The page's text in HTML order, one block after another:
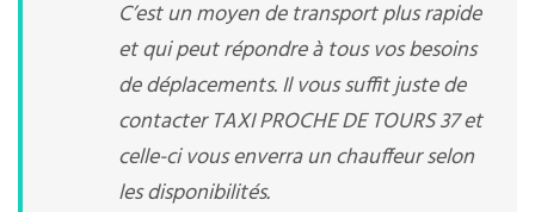
C’est un moyen de transport plus rapide
et qui peut répondre à tous vos besoins
de déplacements. Il vous suffit juste de
contacter TAXI PROCHE DE TOURS 37 et
celle-ci vous enverra un chauffeur selon
les disponibilités.